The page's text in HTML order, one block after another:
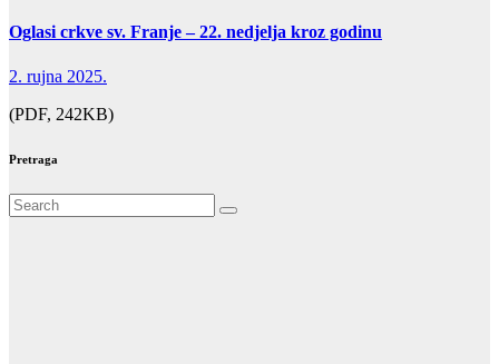
Oglasi crkve sv. Franje – 22. nedjelja kroz godinu
2. rujna 2025.
(PDF, 242KB)
Pretraga